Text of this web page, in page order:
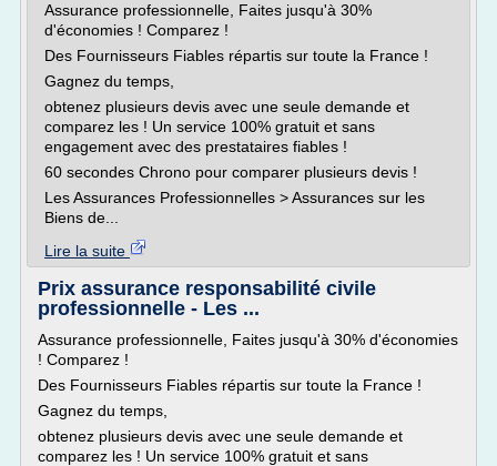
Assurance professionnelle, Faites jusqu'à 30%
d'économies ! Comparez !
Des Fournisseurs Fiables répartis sur toute la France !
Gagnez du temps,
obtenez plusieurs devis avec une seule demande et
comparez les ! Un service 100% gratuit et sans
engagement avec des prestataires fiables !
60 secondes Chrono pour comparer plusieurs devis !
Les Assurances Professionnelles > Assurances sur les
Biens de...
Lire la suite
Prix assurance responsabilité civile
professionnelle - Les ...
Assurance professionnelle, Faites jusqu'à 30% d'économies
! Comparez !
Des Fournisseurs Fiables répartis sur toute la France !
Gagnez du temps,
obtenez plusieurs devis avec une seule demande et
comparez les ! Un service 100% gratuit et sans